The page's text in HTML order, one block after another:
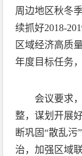
周边地区秋冬
续抓好2018-
区域经济高质
年度目标任务
会议要求
整，谋划开展
断巩固“散乱
治，加强区域